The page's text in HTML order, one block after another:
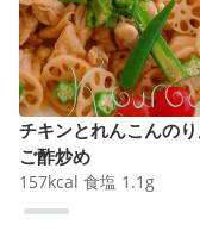
チキンとれんこんの
ご酢炒め
157kcal 食塩 1.1 g